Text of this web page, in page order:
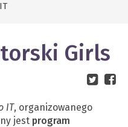
Girls
IT, organizowanego
jest program